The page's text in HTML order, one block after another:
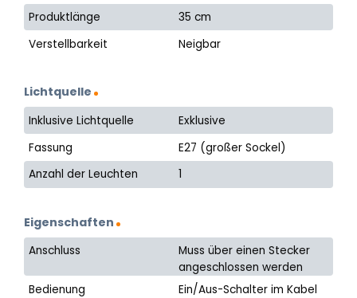
Produktlänge
35 cm
Verstellbarkeit
Neigbar
Lichtquelle
Inklusive Lichtquelle
Exklusive
Fassung
E27 (großer Sockel)
Anzahl der Leuchten
1
Eigenschaften
Anschluss
Muss über einen Stecker
angeschlossen werden
Bedienung
Ein/Aus-Schalter im Kabel